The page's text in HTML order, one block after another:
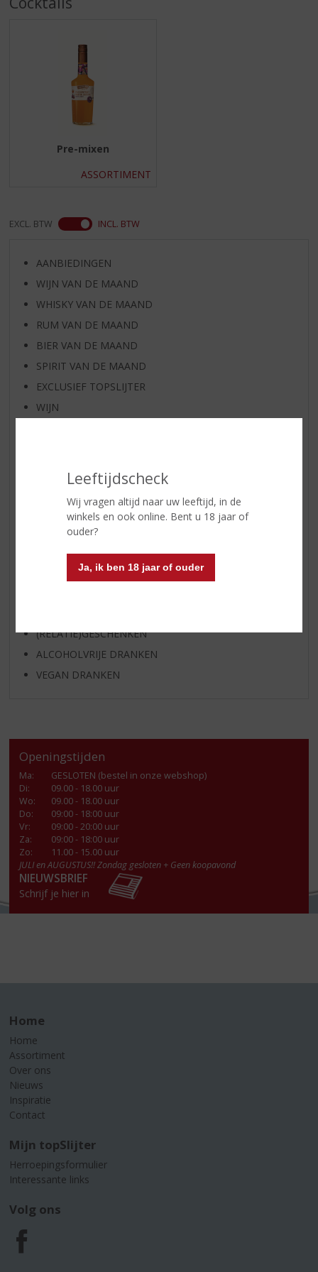
i
Leeftijdscheck
Wij vragen altijd naar uw leeftijd, in de
winkels en ook online. Bent u 18 jaar of
ouder?
Ja, ik ben 18 jaar of ouder
Pre-mixen
ASSORTIMENT
EXCL. BTW INCL. BTW
AANBIEDINGEN
WIJN VAN DE MAAND
WHISKY VAN DE MAAND
RUM VAN DE MAAND
BIER VAN DE MAAND
SPIRIT VAN DE MAAND
EXCLUSIEF TOPSLIJTER
WIJN
GEDISTILLEERD OVERIG
SHOTJES
KANT EN KLAAR
FRISDRANK
ETENSWAREN
(RELATIE)GESCHENKEN
ALCOHOLVRIJE DRANKEN
VEGAN DRANKEN
Openingstijden
Ma:
GESLOTEN (bestel in onze webshop)
Di:
09.00 - 18.00 uur
Wo:
09.00 - 18.00 uur
Do:
09:00 - 18:00 uur
Vr:
09:00 - 20:00 uur
Za:
09:00 - 18:00 uur
Zo:
11.00 - 15.00 uur
JULI en AUGUSTUS!! Zondag gesloten + Geen koopavond
NIEUWSBRIEF
Schrijf je hier in
Home
Home
Assortiment
Over ons
Nieuws
Inspiratie
Contact
Mijn topSlijter
Herroepingsformulier
Interessante links
Volg ons
F